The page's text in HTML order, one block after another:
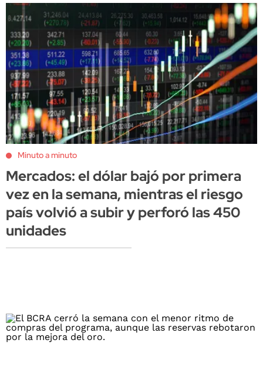
Minuto a minuto
Mercados: el dólar bajó por primera
vez en la semana, mientras el riesgo
país volvió a subir y perforó las 450
unidades